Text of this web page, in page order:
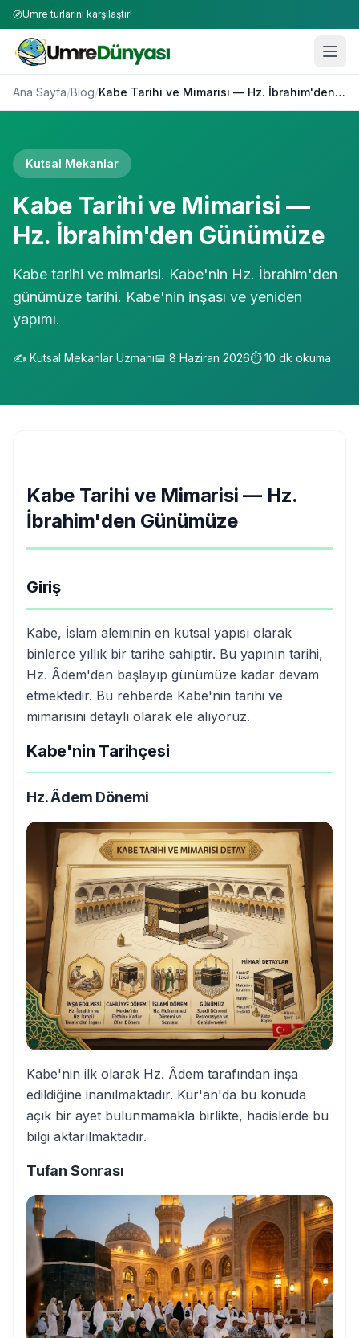
Umre turlarını karşılaştır!
Ana Sayfa/Blog/ Kabe Tarihi ve Mimarisi — Hz. İbrahim'den Günümüze
Kutsal Mekanlar
Kabe Tarihi ve Mimarisi —
Hz. İbrahim'den Günümüze
Kabe tarihi ve mimarisi. Kabe'nin Hz. İbrahim'den
günümüze tarihi. Kabe'nin inşası ve yeniden
yapımı.
✍️ Kutsal Mekanlar Uzmanı📅 8 Haziran 2026⏱️10 dk okuma
Kabe Tarihi ve Mimarisi — Hz.
İbrahim'den Günümüze
Giriş
Kabe, İslam aleminin en kutsal yapısı olarak
binlerce yıllık bir tarihe sahiptir. Bu yapının tarihi,
Hz. Âdem'den başlayıp günümüze kadar devam
etmektedir. Bu rehberde Kabe'nin tarihi ve
mimarisini detaylı olarak ele alıyoruz.
Kabe'nin Tarihçesi
Hz. Âdem Dönemi
Kabe'nin ilk olarak Hz. Âdem tarafından inşa
edildiğine inanılmaktadır. Kur'an'da bu konuda
açık bir ayet bulunmamakla birlikte, hadislerde bu
bilgi aktarılmaktadır.
Tufan Sonrası